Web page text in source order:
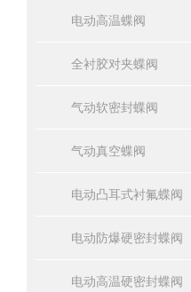
电动高温蝶阀
全衬胶对夹蝶阀
气动软密封蝶阀
气动真空蝶阀
电动凸耳式衬氟蝶阀
电动防爆硬密封蝶阀
电动高温硬密封蝶阀